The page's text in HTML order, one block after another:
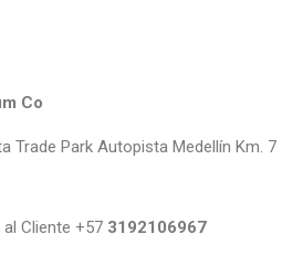
Co
Trade Park Autopista Medellín Km. 7
Cliente +57 3192106967